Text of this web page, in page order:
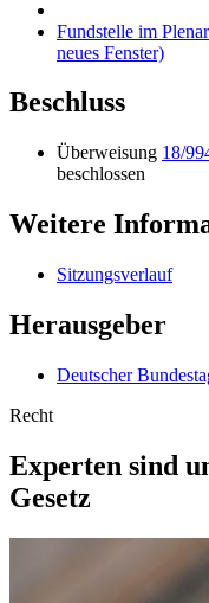
Fundstelle im
neues Fenster)
Beschluss
Überweisung 18/
beschlossen
Weitere
Sitzungsverlauf
Herausgeber
Deutscher
Recht
Experten sind
Gesetz